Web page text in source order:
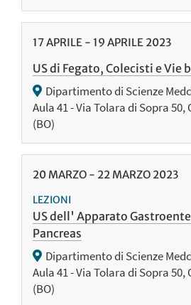
17APRILE - 19 APRILE 2023
US di Fegato, Colecisti e Vie
Dipartimento di Scienze
Aula 41 - Via Tolara di Sopra
(BO)
20 MARZO - 22 MARZO 2023
LEZIONI
US dell' Apparato
Pancreas
Dipartimento di Scienze
Aula 41 - Via Tolara di Sopra
(BO)